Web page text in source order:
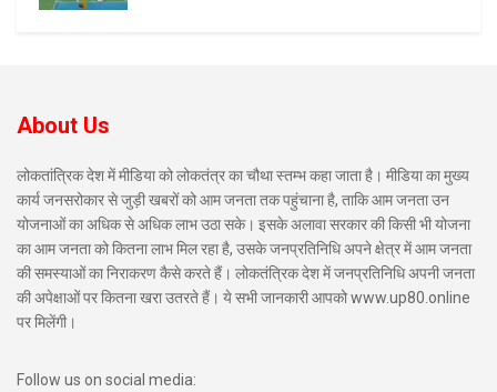
About Us
लोकतांत्रिक देश में मीडिया को लोकतंत्र का चौथा स्तम्भ कहा जाता है। मीडिया का मुख्य
कार्य जनसरोकार से जुड़ी खबरों को आम जनता तक पहुंचाना है, ताकि आम जनता उन
योजनाओं का अधिक से अधिक लाभ उठा सके। इसके अलावा सरकार की किसी भी योजना
का आम जनता को कितना लाभ मिल रहा है, उसके जनप्रतिनिधि अपने क्षेत्र में आम जनता
की समस्याओं का निराकरण कैसे करते हैं। लोकतंत्रिक देश में जनप्रतिनिधि अपनी जनता
की अपेक्षाओं पर कितना खरा उतरते हैं। ये सभी जानकारी आपको www.up80.online
पर मिलेंगी।
Follow us on social media: